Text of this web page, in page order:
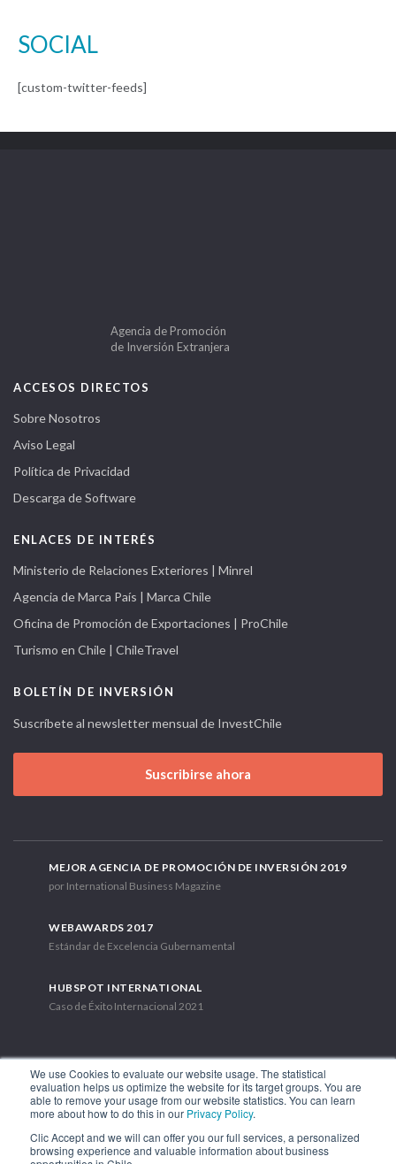
We use Cookies to evaluate our website usage. The statistical
evaluation helps us optimize the website for its target groups. You are
able to remove your usage from our website statistics. You can learn
more about how to do this in our Privacy Policy.
Clic Accept and we will can offer you our full services, a personalized
browsing experience and valuable information about business
SOCIAL
[custom-twitter-feeds]
Agencia de Promoción
de Inversión Extranjera
ACCESOS DIRECTOS
Sobre Nosotros
Aviso Legal
Política de Privacidad
Descarga de Software
ENLACES DE INTERÉS
Ministerio de Relaciones Exteriores | Minrel
Agencia de Marca País | Marca Chile
Oficina de Promoción de Exportaciones | ProChile
Turismo en Chile | ChileTravel
BOLETÍN DE INVERSIÓN
Suscríbete al newsletter mensual de InvestChile
Suscribirse ahora
MEJOR AGENCIA DE PROMOCIÓN DE INVERSIÓN 2019
por International Business Magazine
WEBAWARDS 2017
Estándar de Excelencia Gubernamental
HUBSPOT INTERNATIONAL
Caso de Éxito Internacional 2021
Av. Libertador Bernardo O'Higgins 1449, Torre 7, Piso 15. Santiago,
Teléfono: (56-2) 2663 9211